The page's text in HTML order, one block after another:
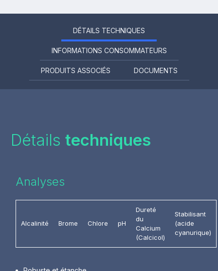
DÉTAILS TECHNIQUES
INFORMATIONS CONSOMMATEURS
PRODUITS ASSOCIÉS DOCUMENTS
Détailstechniques
Analyses
Alcalinité Brome Chlore pH
Dureté
du
Calcium
(Calcicol)
Stabilisant
(acide
cyanurique)